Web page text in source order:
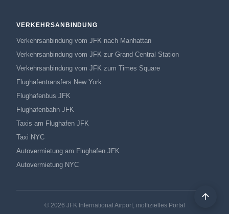
VERKEHRSANBINDUNG
Verkehrsanbindung vom JFK nach Manhattan
Verkehrsanbindung vom JFK zur Grand Central Station
Verkehrsanbindung vom JFK zum Times Square
Flughafentransfers New York
Flughafenbus JFK
Flughafenbahn JFK
Taxis am Flughafen JFK
Taxi NYC
Autovermietung am Flughafen JFK
Autovermietung NYC
© 2026 JFK International Airport, inoffizielles Portal